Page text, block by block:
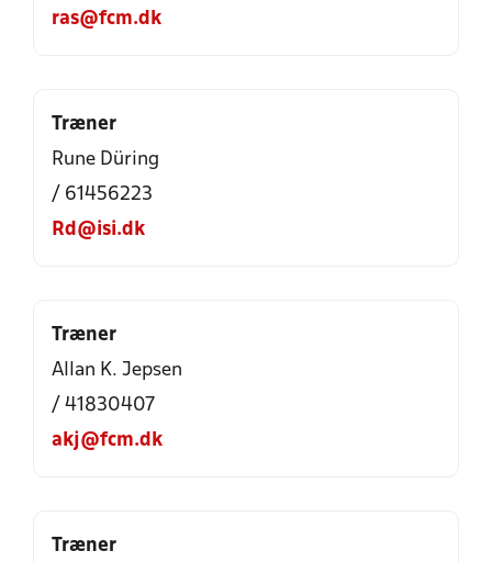
ras@fcm.dk
Træner
Rune Düring
/ 61456223
Rd@isi.dk
Træner
Allan K. Jepsen
/ 41830407
akj@fcm.dk
Træner